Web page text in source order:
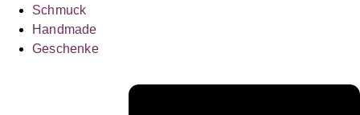
Schmuck
Handmade
Geschenke